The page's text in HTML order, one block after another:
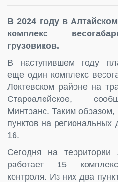
В 2024 году в
комплекс
грузовиков.
В наступившем году
еще один комплекс
Локтевском районе на
Староалейское,
Минтранс. Таким образом,
пунктов на региональных
16.
Сегодня на территории
работает 15
контроля. Из них два